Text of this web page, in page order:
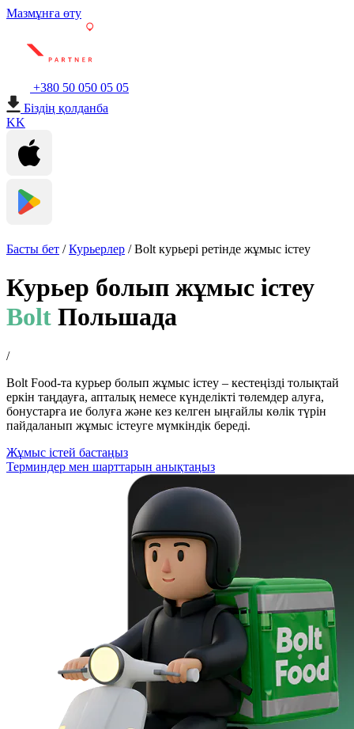
Мазмұнға өту
+380 50 050 05 05
Біздің қолданба
KK
Басты бет /Курьерлер /Bolt курьері ретінде жұмыс істеу
Курьер болып жұмыс істеу
Bolt Польшада
/
Bolt Food-та курьер болып жұмыс істеу – кестеңізді толықтай
еркін таңдауға, апталық немесе күнделікті төлемдер алуға,
бонустарға ие болуға және кез келген ыңғайлы көлік түрін
пайдаланып жұмыс істеуге мүмкіндік береді.
Жұмыс істей бастаңыз
Терминдер мен шарттарын анықтаңыз